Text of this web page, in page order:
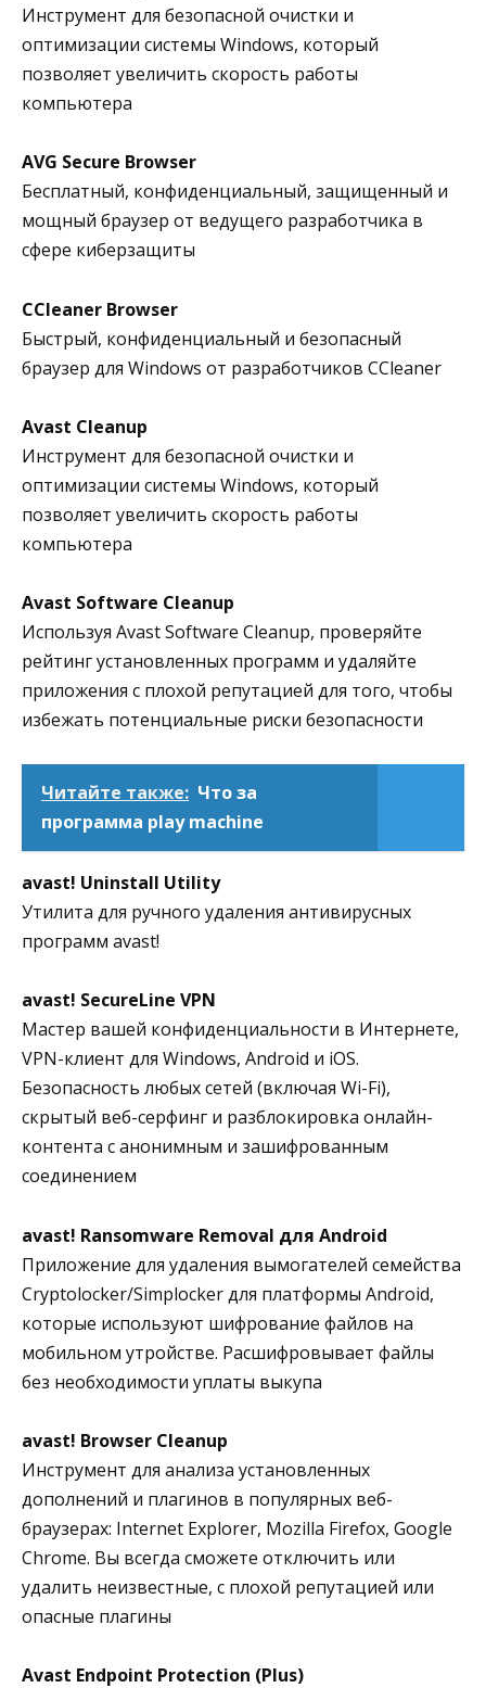
Инструмент для безопасной очистки и
оптимизации системы Windows, который
позволяет увеличить скорость работы
компьютера
AVG Secure Browser
Бесплатный, конфиденциальный, защищенный и
мощный браузер от ведущего разработчика в
сфере киберзащиты
CCleaner Browser
Быстрый, конфиденциальный и безопасный
браузер для Windows от разработчиков CCleaner
Avast Cleanup
Инструмент для безопасной очистки и
оптимизации системы Windows, который
позволяет увеличить скорость работы
компьютера
Avast Software Cleanup
Используя Avast Software Cleanup, проверяйте
рейтинг установленных программ и удаляйте
приложения с плохой репутацией для того, чтобы
избежать потенциальные риски безопасности
Читайте также: Что за
программа play machine
avast! Uninstall Utility
Утилита для ручного удаления антивирусных
программ avast!
avast! SecureLine VPN
Мастер вашей конфиденциальности в Интернете,
VPN-клиент для Windows, Android и iOS.
Безопасность любых сетей (включая Wi-Fi),
скрытый веб-серфинг и разблокировка онлайн-
контента с анонимным и зашифрованным
соединением
avast! Ransomware Removal для Android
Приложение для удаления вымогателей семейства
Cryptolocker/Simplocker для платформы Android,
которые используют шифрование файлов на
мобильном утройстве. Расшифровывает файлы
без необходимости уплаты выкупа
avast! Browser Cleanup
Инструмент для анализа установленных
дополнений и плагинов в популярных веб-
браузерах: Internet Explorer, Mozilla Firefox, Google
Chrome. Вы всегда сможете отключить или
удалить неизвестные, с плохой репутацией или
опасные плагины
Avast Endpoint Protection (Plus)